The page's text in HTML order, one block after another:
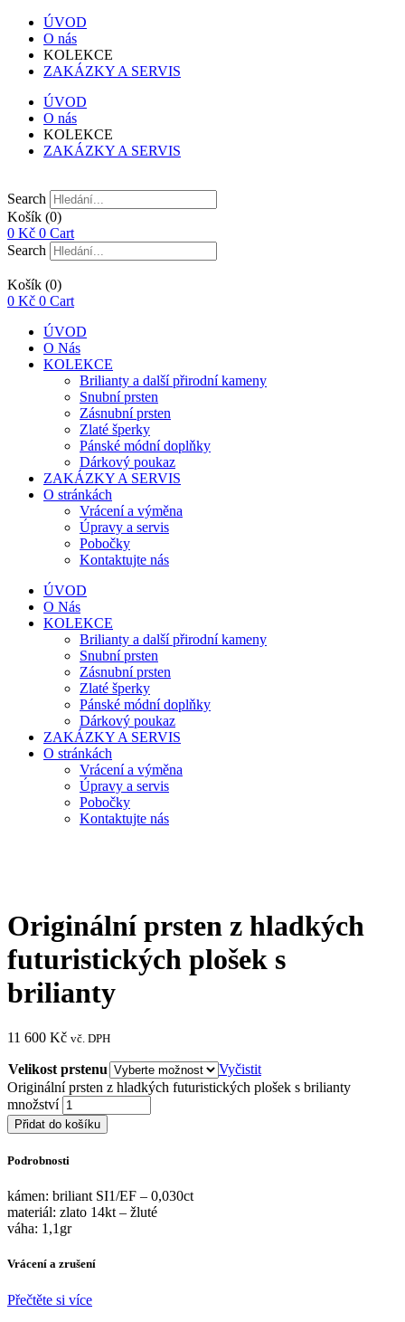
ÚVOD
O nás
KOLEKCE
ZAKÁZKY A SERVIS
ÚVOD
O nás
KOLEKCE
ZAKÁZKY A SERVIS
Search
Košík (0)
0 Kč 0 Cart
Search
Košík (0)
0 Kč 0 Cart
ÚVOD
O Nás
KOLEKCE
Brilianty a další přirodní kameny
Snubní prsten
Zásnubní prsten
Zlaté šperky
Pánské módní doplňky
Dárkový poukaz
ZAKÁZKY A SERVIS
O stránkách
Vrácení a výměna
Úpravy a servis
Pobočky
Kontaktujte nás
ÚVOD
O Nás
KOLEKCE
Brilianty a další přirodní kameny
Snubní prsten
Zásnubní prsten
Zlaté šperky
Pánské módní doplňky
Dárkový poukaz
ZAKÁZKY A SERVIS
O stránkách
Vrácení a výměna
Úpravy a servis
Pobočky
Kontaktujte nás
Originální prsten z hladkých
futuristických plošek s
brilianty
11 600 Kč vč. DPH
Velikost prstenu
Vyčistit
Originální prsten z hladkých futuristických plošek s brilianty
množství
Přidat do košíku
Podrobnosti
kámen: briliant SI1/EF – 0,030ct
materiál: zlato 14kt – žluté
váha: 1,1gr
Vrácení a zrušení
Přečtěte si více